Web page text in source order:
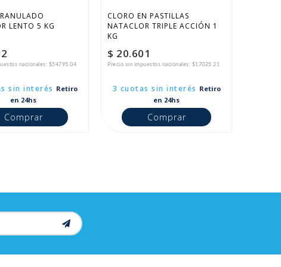
LENTO 5 KG
nacionales: $54795.04
sin interés Retiro
en 24hs
Comprar
CLORO EN PASTILLAS
NATACLOR TRIPLE ACCIÓN 1
KG
$ 20.601
Precio sin impuestos nacionales: $17025.21
3 cuotas sin interés Retiro
en 24hs
Comprar